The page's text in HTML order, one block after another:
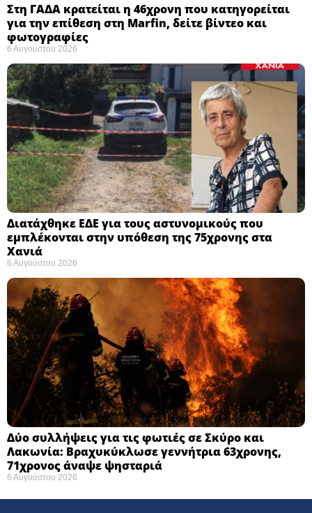
Στη ΓΑΔΑ κρατείται η 46χρονη που κατηγορείται
για την επίθεση στη Marfin, δείτε βίντεο και
φωτογραφίες
6 Αυγούστου 2026
Διατάχθηκε ΕΔΕ για τους αστυνομικούς που
εμπλέκονται στην υπόθεση της 75χρονης στα
Χανιά
6 Αυγούστου 2026
Δύο συλλήψεις για τις φωτιές σε Σκύρο και
Λακωνία: Βραχυκύκλωσε γεννήτρια 63χρονης,
71χρονος άναψε ψησταριά
6 Αυγούστου 2026